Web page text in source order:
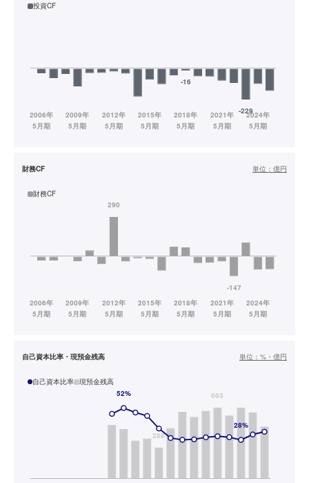
投資CF
財務CF 単位： 億円
財務CF
自己資本比率・現預金残高 単位： %・億円
自己資本比率 現預金残高